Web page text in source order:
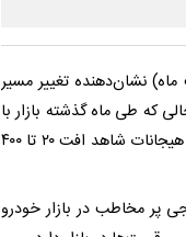
در۱۰ روز اخیر (۲۰ تا ۳۰ اردیبهشت ماه) نشان‌دهنده تغییر مسیر
که طی ماه گذشته بازار با
رشد غیرمنطقی همراه بود، اما در روزهای اخیر با فروکش کردن هیجانات شاهد افت ۲۰ تا ۴۰۰
پر مخاطب در بازار خودرو